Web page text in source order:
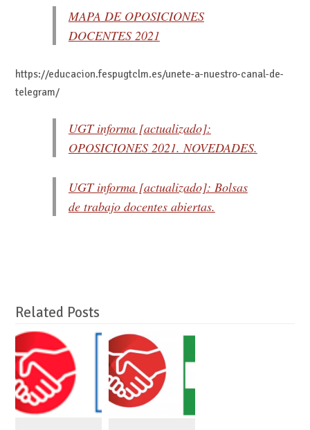
MAPA DE OPOSICIONES
DOCENTES 2021
https://educacion.fespugtclm.es/unete-a-nuestro-canal-de-
telegram/
UGT informa [actualizado]:
OPOSICIONES 2021. NOVEDADES.
UGT informa [actualizado]: Bolsas
de trabajo docentes abiertas.
Related Posts